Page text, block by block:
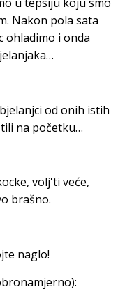
Nakon pola sata
ohladimo i onda
od onih istih
na početku…
volj'ti veće,
brašno.
naglo!